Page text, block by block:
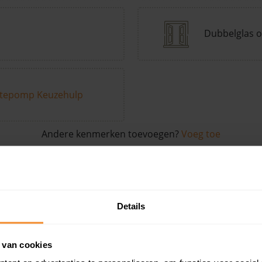
Details
cookies
Dubbelglas
Keuzehulp
Andere kenmerken toevoegen? Voeg toe